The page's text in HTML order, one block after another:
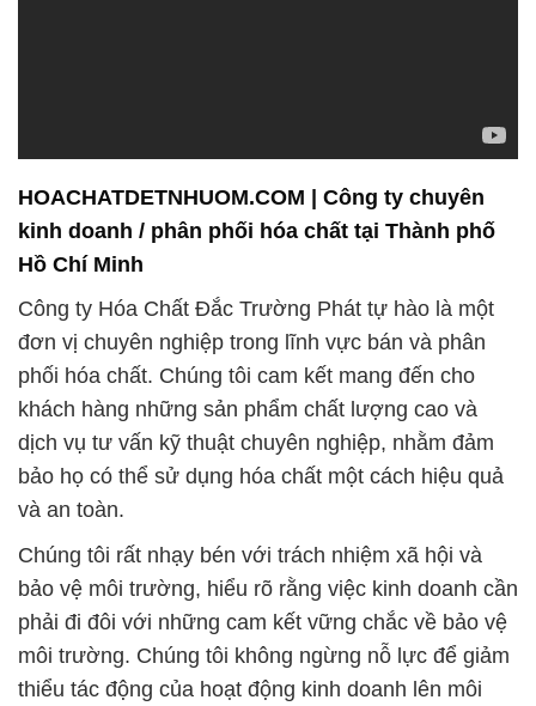
HOACHATDETNHUOM.COM | Công ty chuyên
kinh doanh / phân phối hóa chất tại Thành phố
Hồ Chí Minh
Công ty Hóa Chất Đắc Trường Phát tự hào là một
đơn vị chuyên nghiệp trong lĩnh vực bán và phân
phối hóa chất. Chúng tôi cam kết mang đến cho
khách hàng những sản phẩm chất lượng cao và
dịch vụ tư vấn kỹ thuật chuyên nghiệp, nhằm đảm
bảo họ có thể sử dụng hóa chất một cách hiệu quả
và an toàn.
Chúng tôi rất nhạy bén với trách nhiệm xã hội và
bảo vệ môi trường, hiểu rõ rằng việc kinh doanh cần
phải đi đôi với những cam kết vững chắc về bảo vệ
môi trường. Chúng tôi không ngừng nỗ lực để giảm
thiểu tác động của hoạt động kinh doanh lên môi